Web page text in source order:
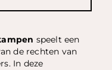
speelt een
de rechten van
In deze